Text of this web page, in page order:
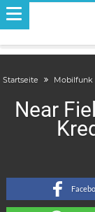
Startseite Mobilfunk
Near